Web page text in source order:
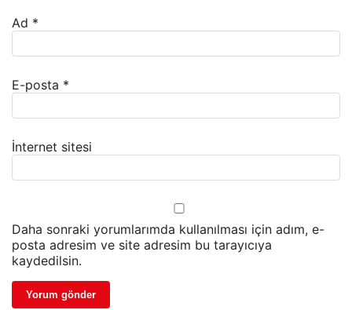
Ad *
E-posta *
İnternet sitesi
Daha sonraki yorumlarımda kullanılması için adım, e-
posta adresim ve site adresim bu tarayıcıya
kaydedilsin.